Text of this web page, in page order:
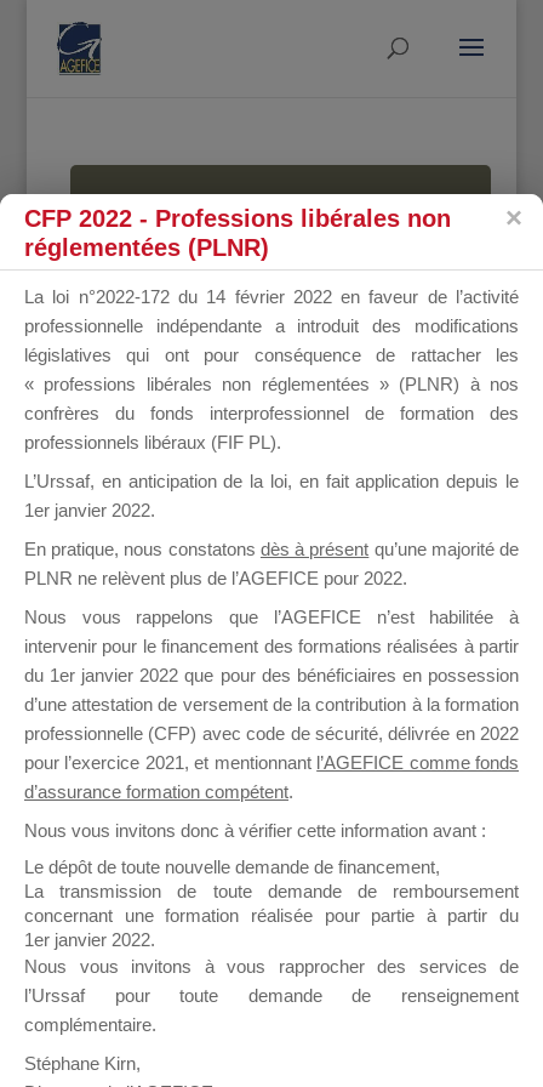
MALLETTE
DU
DIRIGEANT
Groupe Public
il y a un mois
Ce groupe est destiné aux Organismes de
Formation qui souhaitent répondre à l’Appel à
Propositions Mallette du Dirigeant.
sur lequel il est possible de laisser un message
ou poser une question.
NB : Il est nécessaire d’être
pouvoir rejoindre ce groupe
CFP 2022 - Professions libérales non
réglementées (PLNR)
La loi n°2022-172 du 14 février 2022 en faveur de l’activité
professionnelle indépendante a introduit des modifications
législatives qui ont pour conséquence de rattacher les
« professions libérales non réglementées » (PLNR) à nos
confrères du fonds interprofessionnel de formation des
professionnels libéraux (FIF PL).
L’Urssaf, en anticipation de la loi, en fait application depuis le
1er janvier 2022.
En pratique, nous constatons dès à présent qu’une majorité de
PLNR ne relèvent plus de l’AGEFICE pour 2022.
Nous vous rappelons que l’AGEFICE n’est habilitée à
intervenir pour le financement des formations réalisées à partir
du 1er janvier 2022 que pour des bénéficiaires en possession
d’une attestation de versement de la contribution à la formation
professionnelle (CFP) avec code de sécurité, délivrée en 2022
pour l’exercice 2021, et mentionnant l’AGEFICE comme fonds
d’assurance formation compétent.
Nous vous invitons donc à vérifier cette information avant :
Le dépôt de toute nouvelle demande de financement,
La transmission de toute demande de remboursement
concernant une formation réalisée pour partie à partir du
1er janvier 2022.
Nous vous invitons à vous rapprocher des services de
l’Urssaf pour toute demande de renseignement
complémentaire.
Stéphane Kirn,